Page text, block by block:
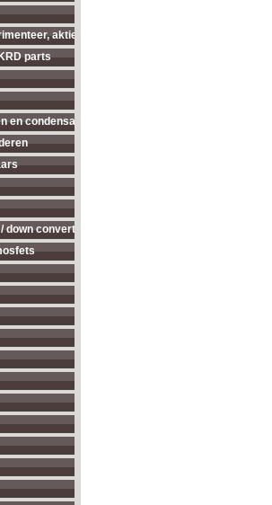
aktieve antenne's enz...
parts
en condensatoren
down converters